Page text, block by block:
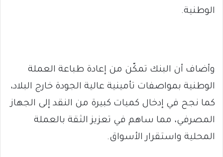
الوطنية.
وأضاف أن البنك تمكّن من إعادة طباعة العملة
الوطنية بمواصفات تأمينية عالية الجودة خارج البلاد،
كما نجح في إدخال كميات كبيرة من النقد إلى الجهاز
المصرفي، مما ساهم في تعزيز الثقة بالعملة
المحلية واستقرار الأسواق.